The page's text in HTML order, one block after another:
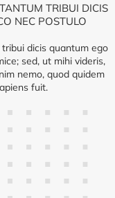
TRIBUI DICIS
NEC POSTULO
dicis quantum ego
sed, ut mihi videris,
nemo, quod quidem
fuit.